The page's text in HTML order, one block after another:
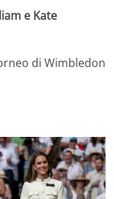
e Kate
di Wimbledon